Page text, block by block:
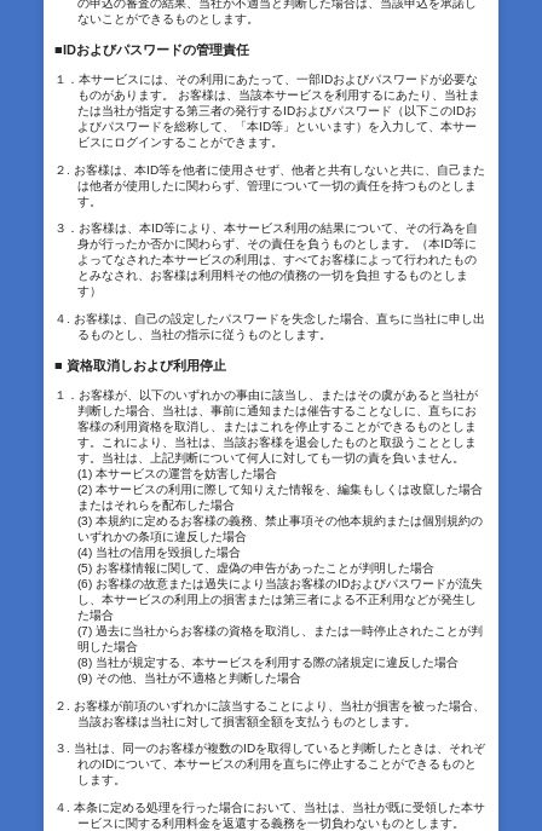
ないことができるものとします。
■IDおよびパスワードの管理責任
１．本サービスには、その利用にあたって、一部IDおよびパスワードが必要な
ものがあります。 お客様は、当該本サービスを利用するにあたり、当社ま
たは当社が指定する第三者の発行するIDおよびパスワード（以下このIDお
よびパスワードを総称して、「本ID等」といいます）を入力して、本サー
ビスにログインすることができます。
２. お客様は、本ID等を他者に使用させず、他者と共有しないと共に、自己また
は他者が使用したに関わらず、管理について一切の責任を持つものとしま
す。
３．お客様は、本ID等により、本サービス利用の結果について、その行為を自
身が行ったか否かに関わらず、その責任を負うものとします。（本ID等に
よってなされた本サービスの利用は、すべてお客様によって行われたもの
とみなされ、お客様は利用料その他の債務の一切を負担 するものとしま
す）
４. お客様は、自己の設定したパスワードを失念した場合、直ちに当社に申し出
るものとし、当社の指示に従うものとします。
■ 資格取消しおよび利用停止
１．お客様が、以下のいずれかの事由に該当し、またはその虞があると当社が
判断した場合、当社は、事前に通知または催告することなしに、直ちにお
客様の利用資格を取消し、またはこれを停止することができるものとしま
す。これにより、当社は、当該お客様を退会したものと取扱うこととしま
す。当社は、上記判断について何人に対しても一切の責を負いません。
(1) 本サービスの運営を妨害した場合
(2) 本サービスの利用に際して知りえた情報を、編集もしくは改竄した場合
またはそれらを配布した場合
(3) 本規約に定めるお客様の義務、禁止事項その他本規約または個別規約の
いずれかの条項に違反した場合
(4) 当社の信用を毀損した場合
(5) お客様情報に関して、虚偽の申告があったことが判明した場合
(6) お客様の故意または過失により当該お客様のIDおよびパスワードが流失
し、本サービスの利用上の損害または第三者による不正利用などが発生し
た場合
(7) 過去に当社からお客様の資格を取消し、または一時停止されたことが判
明した場合
(8) 当社が規定する、本サービスを利用する際の諸規定に違反した場合
(9) その他、当社が不適格と判断した場合
２. お客様が前項のいずれかに該当することにより、当社が損害を被った場合、
当該お客様は当社に対して損害額全額を支払うものとします。
３. 当社は、同一のお客様が複数のIDを取得していると判断したときは、それぞ
れのIDについて、本サービスの利用を直ちに停止することができるものと
します。
４. 本条に定める処理を行った場合において、当社は、当社が既に受領した本サ
ービスに関する利用料金を返還する義務を一切負わないものとします。